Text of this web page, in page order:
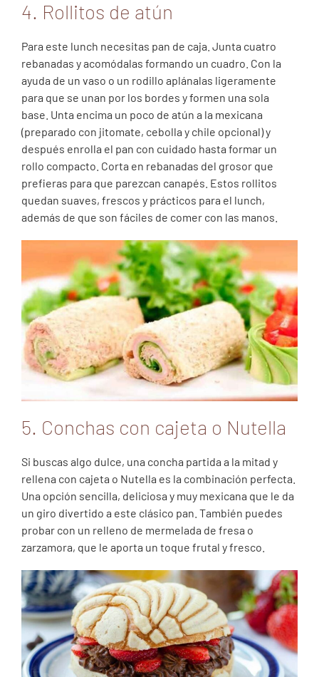
4. Rollitos de atún
Para este lunch necesitas pan de caja. Junta cuatro
rebanadas y acomódalas formando un cuadro. Con la
ayuda de un vaso o un rodillo aplánalas ligeramente
para que se unan por los bordes y formen una sola
base. Unta encima un poco de atún a la mexicana
(preparado con jitomate, cebolla y chile opcional) y
después enrolla el pan con cuidado hasta formar un
rollo compacto. Corta en rebanadas del grosor que
prefieras para que parezcan canapés. Estos rollitos
quedan suaves, frescos y prácticos para el lunch,
además de que son fáciles de comer con las manos.
5. Conchas con cajeta o Nutella
Si buscas algo dulce, una concha partida a la mitad y
rellena con cajeta o Nutella es la combinación perfecta.
Una opción sencilla, deliciosa y muy mexicana que le da
un giro divertido a este clásico pan. También puedes
probar con un relleno de mermelada de fresa o
zarzamora, que le aporta un toque frutal y fresco.